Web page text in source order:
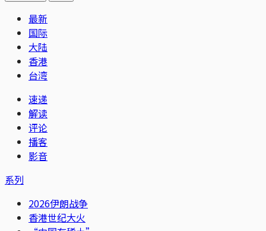
最新
国际
大陆
香港
台湾
速递
解读
评论
播客
影音
系列
2026伊朗战争
香港世纪大火